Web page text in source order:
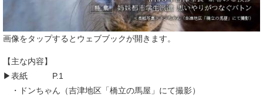
画像をタップするとウェブブックが開きます。
【主な内容】
▶表紙 P.1
・ドンちゃん（吉津地区「橋立の馬屋」にて撮影）​